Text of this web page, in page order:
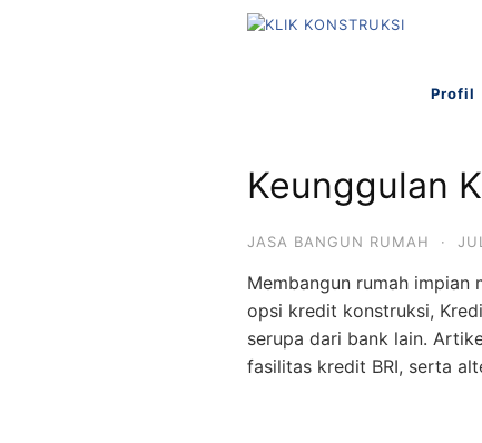
Profil
Keunggulan
JASA BANGUN RUMAH ·
Membangun rumah impian
opsi kredit konstruksi,
serupa dari bank lain.
fasilitas kredit BRI, serta